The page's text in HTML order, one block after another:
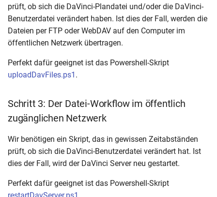
prüft, ob sich die DaVinci-Plandatei und/oder die DaVinci-
Benutzerdatei verändert haben. Ist dies der Fall, werden die
Dateien per FTP oder WebDAV auf den Computer im
öffentlichen Netzwerk übertragen.
Perfekt dafür geeignet ist das Powershell-Skript
uploadDavFiles.ps1 .
Schritt 3: Der Datei-Workflow im öffentlich
zugänglichen Netzwerk
Wir benötigen ein Skript, das in gewissen Zeitabständen
prüft, ob sich die DaVinci-Benutzerdatei verändert hat. Ist
dies der Fall, wird der DaVinci Server neu gestartet.
Perfekt dafür geeignet ist das Powershell-Skript